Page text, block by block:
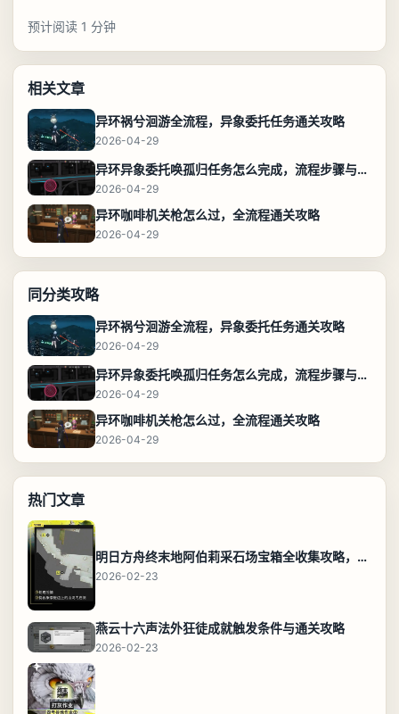
预计阅读 1 分钟
相关文章
异环祸兮洄游全流程，异象委托任务通关攻略
2026-04-29
异环异象委托唤孤归任务怎么完成，流程步骤与位置攻略
2026-04-29
异环咖啡机关枪怎么过，全流程通关攻略
2026-04-29
同分类攻略
异环祸兮洄游全流程，异象委托任务通关攻略
2026-04-29
异环异象委托唤孤归任务怎么完成，流程步骤与位置攻略
2026-04-29
异环咖啡机关枪怎么过，全流程通关攻略
2026-04-29
热门文章
明日方舟终末地阿伯莉采石场宝箱全收集攻略，全点位分布图与路线
2026-02-23
燕云十六声法外狂徒成就触发条件与通关攻略
2026-02-23